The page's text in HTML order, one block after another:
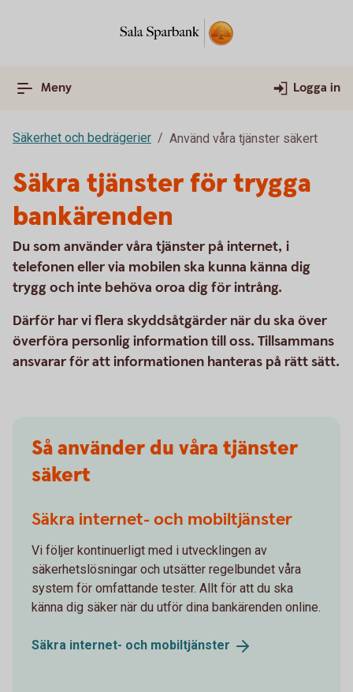
Meny Logga in
Säkerhet och bedrägerier Använd våra tjänster säkert
Säkra tjänster för trygga
bankärenden
Du som använder våra tjänster på internet, i
telefonen eller via mobilen ska kunna känna dig
trygg och inte behöva oroa dig för intrång.
Därför har vi flera skyddsåtgärder när du ska över
överföra personlig information till oss. Tillsammans
ansvarar för att informationen hanteras på rätt sätt.
Så använder du våra tjänster
säkert
Säkra internet- och mobiltjänster
Vi följer kontinuerligt med i utvecklingen av
säkerhetslösningar och utsätter regelbundet våra
system för omfattande tester. Allt för att du ska
känna dig säker när du utför dina bankärenden online.
Säkra internet- och mobiltjänster